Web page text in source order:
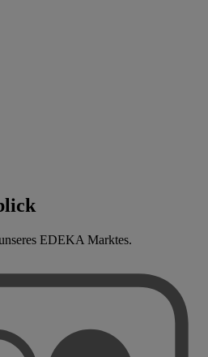
EDEKA Marktes.